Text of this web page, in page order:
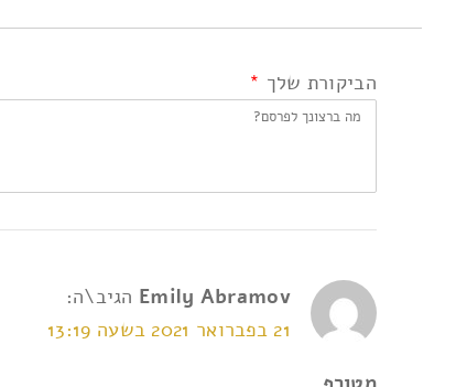
הביקורת שלך *
Emily Abramov הגיב\ה:
21 בפברואר 2021 בשעה 13:19